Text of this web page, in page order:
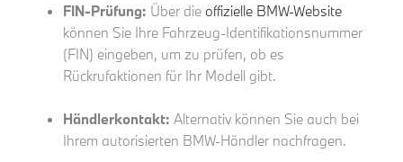
FIN-Prüfung: Über die offizielle BMW-Website
können Sie Ihre Fahrzeug-Identifikationsnummer
(FIN) eingeben, um zu prüfen, ob es
Rückrufaktionen für Ihr Modell gibt.
Händlerkontakt: Alternativ können Sie auch bei
Ihrem autorisierten BMW-Händler nachfragen.